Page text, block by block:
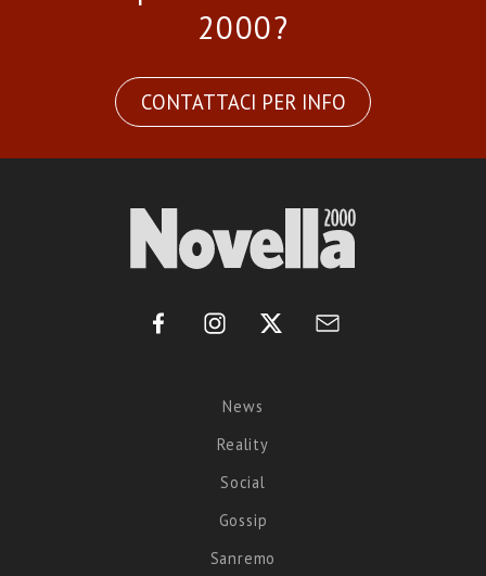
2000?
CONTATTACI PER INFO
News
Reality
Social
Gossip
Sanremo